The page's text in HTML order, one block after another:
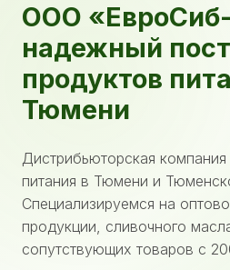
ООО
надежный
продуктов
Тюмени
Дистрибьюторская
питания в Тюмени и
Специализируемся на
продукции, сливочного
сопутствующих товаров с